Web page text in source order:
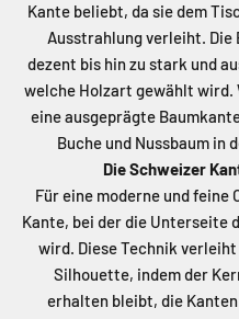
Kante beliebt, da sie dem
Ausstrahlung verleiht. Die
dezent bis hin zu stark und
welche Holzart gewählt
eine ausgeprägte
Buche und Nussbaum in
Die Schweizer
Für eine moderne und
Kante, bei der die Unterseite
wird. Diese Technik
Silhouette, indem der
erhalten bleibt, die